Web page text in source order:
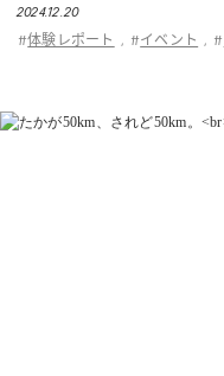
2024.12.20
#体験レポート , # イベント , #